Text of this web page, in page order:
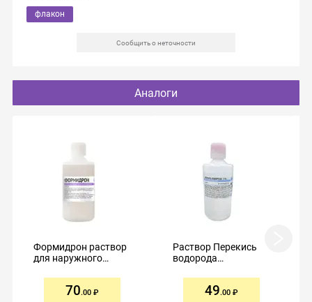
флакон
Сообщить о неточности
Аналоги
Формидрон раствор
для наружного
спиртовой 100мл
70.00
Раствор Перекись
водорода
средство кожный
антисептик 3%
49.00